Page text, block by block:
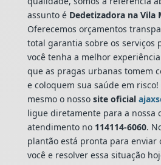
assunto é Dedetizadora na Vila
Oferecemos orçamentos
total garantia sobre os serviços
você tenha a melhor
que as pragas urbanas tomem
e coloquem sua saúde em risco!
mesmo o nossosite oficial
ligue diretamente para a nossa
atendimento no 114114-6060.
plantão está pronta para enviar
você e resolver essa situação